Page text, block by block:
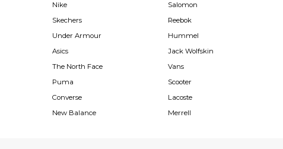
Nike
Skechers
Under Armour
Asics
The North Face
Puma
Converse
New Balance
Salomon
Reebok
Hummel
Jack Wolfskin
Vans
Scooter
Lacoste
Merrell